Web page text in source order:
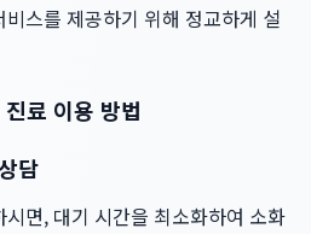
스를 제공하기 위해 정교하게 설
료 이용 방법
담
면, 대기 시간을 최소화하여 소화